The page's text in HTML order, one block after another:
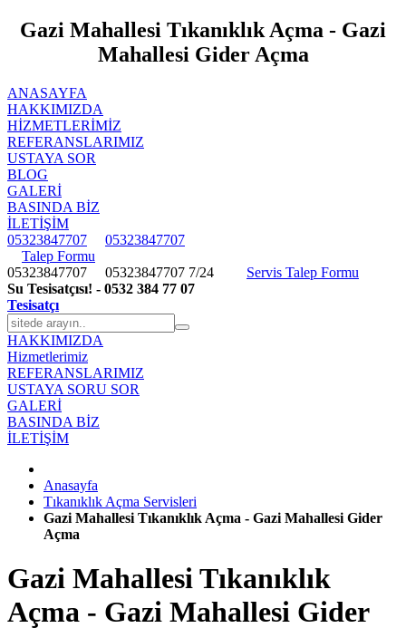
Gazi Mahallesi Tıkanıklık Açma - Gazi
Mahallesi Gider Açma
ANASAYFA
HAKKIMIZDA
HIZMETLERIMIZ
REFERANSLARIMIZ
USTAYA SOR
BLOG
GALERİ
BASINDA BİZ
İLETİŞİM
05323847707
05323847707
Talep Formu
05323847707 05323847707 7/24
Servis Talep Formu
Su Tesisatçısı! - 0532 384 77 07
Tesisatçı
HAKKIMIZDA
Hizmetlerimiz
REFERANSLARIMIZ
USTAYA SORU SOR
GALERİ
BASINDA BİZ
İLETİŞİM
Anasayfa
Tıkanıklık Açma Servisleri
Gazi Mahallesi Tıkanıklık Açma - Gazi Mahallesi Gider
Açma
Gazi Mahallesi Tıkanıklık
Açma - Gazi Mahallesi Gider